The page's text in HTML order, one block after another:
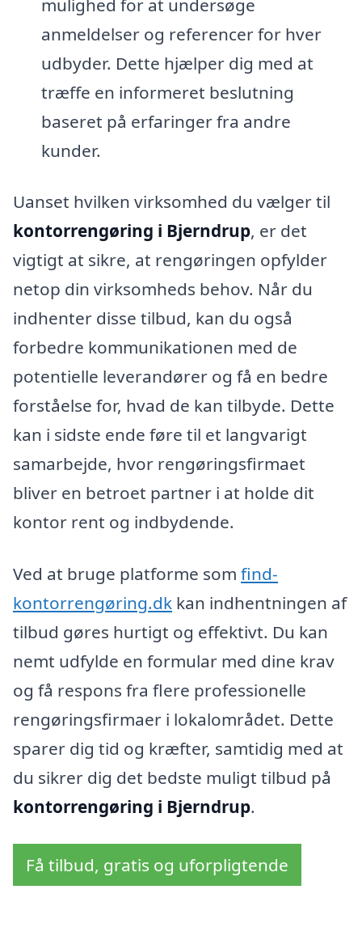
mulighed for at undersøge
anmeldelser og referencer for hver
udbyder. Dette hjælper dig med at
træffe en informeret beslutning
baseret på erfaringer fra andre
kunder.
Uanset hvilken virksomhed du vælger til
kontorrengøring i Bjerndrup, er det
vigtigt at sikre, at rengøringen opfylder
netop din virksomheds behov. Når du
indhenter disse tilbud, kan du også
forbedre kommunikationen med de
potentielle leverandører og få en bedre
forståelse for, hvad de kan tilbyde. Dette
kan i sidste ende føre til et langvarigt
samarbejde, hvor rengøringsfirmaet
bliver en betroet partner i at holde dit
kontor rent og indbydende.
Ved at bruge platforme som find-
kontorrengøring.dk kan indhentningen af
tilbud gøres hurtigt og effektivt. Du kan
nemt udfylde en formular med dine krav
og få respons fra flere professionelle
rengøringsfirmaer i lokalområdet. Dette
sparer dig tid og kræfter, samtidig med at
du sikrer dig det bedste muligt tilbud på
kontorrengøring i Bjerndrup.
Få tilbud, gratis og uforpligtende